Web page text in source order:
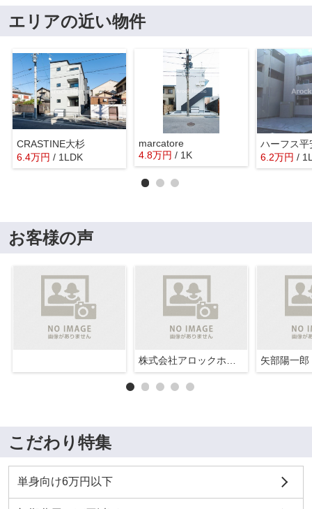
エリアの近い物件
CRASTINE大杉
6.4万円 / 1LDK
marcatore
4.8万円 / 1K
ハーフス平
6.2万円 /
お客様の声
矢部陽一郎
こだわり特集
単身向け6万円以下